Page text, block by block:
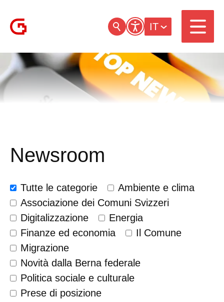
IT
Newsroom
Tutte le categorie
Ambiente e clima
Associazione dei Comuni Svizzeri
Digitalizzazione
Energia
Finanze ed economia
Il Comune
Migrazione
Novità dalla Berna federale
Politica sociale e culturale
Prese di posizione